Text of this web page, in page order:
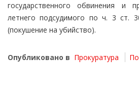
государственного обвинения и
летнего подсудимого по ч. 3 ст.
(покушение на убийство).
Опубликовано в Прокуратура